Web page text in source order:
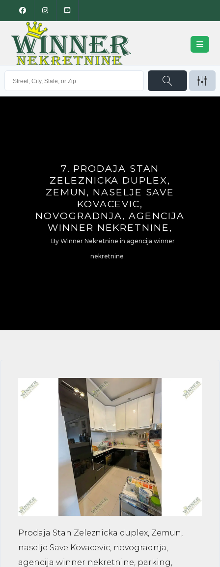
7. PRODAJA STAN
ZELEZNICKA DUPLEX,
ZEMUN, NASELJE SAVE
KOVACEVIC,
NOVOGRADNJA, AGENCIJA
WINNER NEKRETNINE,
By Winner Nekretnine in agencija winner
nekretnine
Prodaja Stan Zeleznicka duplex, Zemun,
naselje Save Kovacevic, novogradnja,
agencija winner nekretnine, parking,